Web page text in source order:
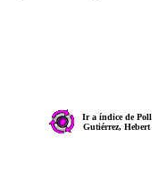
Ir a índice de Poll
Gutiérrez, Hebert